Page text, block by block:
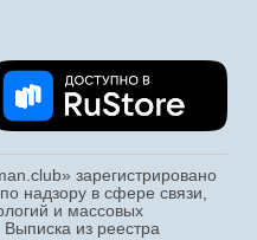
зарегистрировано
надзору в сфере связи,
и массовых
из реестра